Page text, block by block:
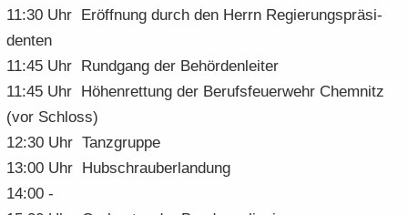
11:30 Uhr Er­öff­nung durch den Herrn Re­gie­rungs­prä­si­
den­ten
11:45 Uhr Rund­gang der Be­hör­den­lei­ter
11:45 Uhr Hö­hen­ret­tung der Be­rufs­feu­er­wehr Chem­nitz
(vor Schloss)
12:30 Uhr Tanz­grup­pe
13:00 Uhr Hub­schrau­ber­lan­dung
14:00 -